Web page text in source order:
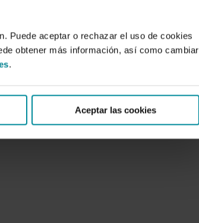
Puede aceptar o rechazar el uso de cookies
obtener más información, así como cambiar
.
Aceptar las cookies